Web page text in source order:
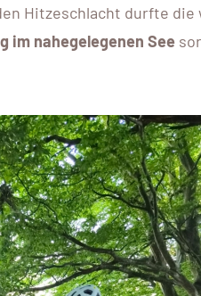
Hitzeschlacht durfte
im nahegelegenen See